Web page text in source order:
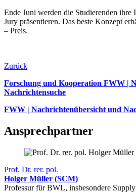
Ende Juni werden die Studierenden ihre
Jury präsentieren. Das beste Konzept
– Preis.
Zurück
Forschung und Kooperation FWW |
Nachrichtensuche
FWW | Nachrichtenübersicht und
Ansprechpartner
Prof. Dr. rer. pol.
Holger Müller (SCM)
Professur für BWL, insbesondere